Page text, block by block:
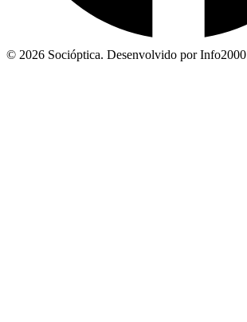
© 2026 Socióptica. Desenvolvido por Info2000